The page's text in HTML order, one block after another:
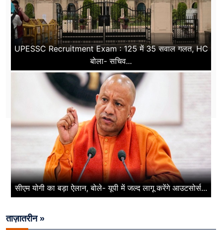
UPESSC Recruitment Exam : 125 में 35 सवाल गलत, HC
बोला- सचिव...
सीएम योगी का बड़ा ऐलान, बोले- यूपी में जल्द लागू करेंगे आउटसोर्स...
ताज़ातरीन »